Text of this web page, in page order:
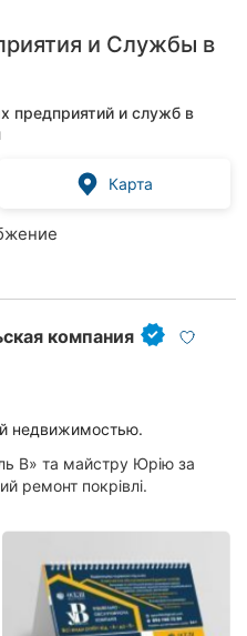
и Службы в
предприятий и служб в
Карта
компания
недвижимостью.
В» та майстру Юрію за
ремонт покрівлі.